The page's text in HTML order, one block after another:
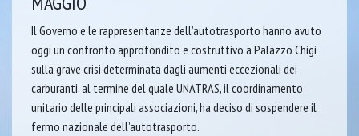
Il Governo e le rappresentanze dell’autotrasporto hanno avuto
oggi un confronto approfondito e costruttivo a Palazzo Chigi
sulla grave crisi determinata dagli aumenti eccezionali dei
carburanti, al termine del quale UNATRAS, il coordinamento
unitario delle principali associazioni, ha deciso di sospendere il
fermo nazionale dell’autotrasporto.